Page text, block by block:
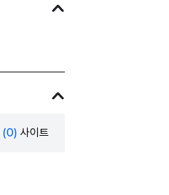
(0) 사이트